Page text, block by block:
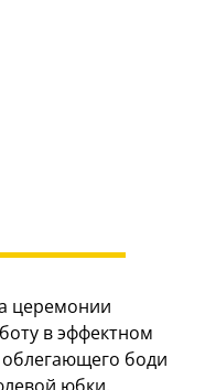
церемонии
в эффектном
боди